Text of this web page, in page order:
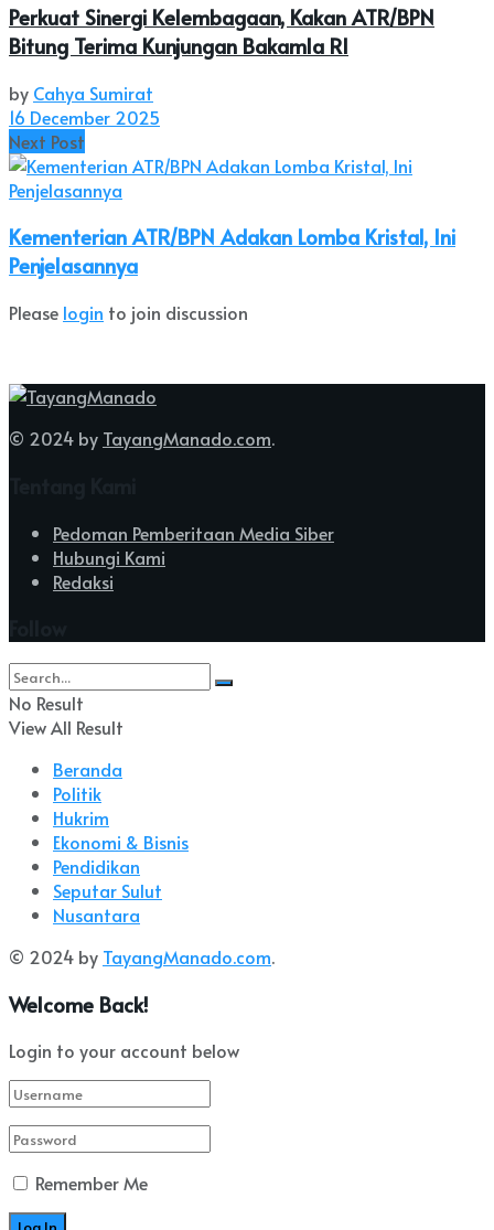
Perkuat Sinergi Kelembagaan, Kakan ATR/BPN
Bitung Terima Kunjungan Bakamla RI
by Cahya Sumirat
16 December 2025
Next Post
Kementerian ATR/BPN Adakan Lomba Kristal, Ini
Penjelasannya
Please login to join discussion
© 2024 by TayangManado.com.
Pedoman Pemberitaan Media Siber
Hubungi Kami
Redaksi
No Result
View All Result
Beranda
Politik
Hukrim
Ekonomi & Bisnis
Pendidikan
Seputar Sulut
Nusantara
© 2024 by TayangManado.com.
Welcome Back!
Login to your account below
Remember Me